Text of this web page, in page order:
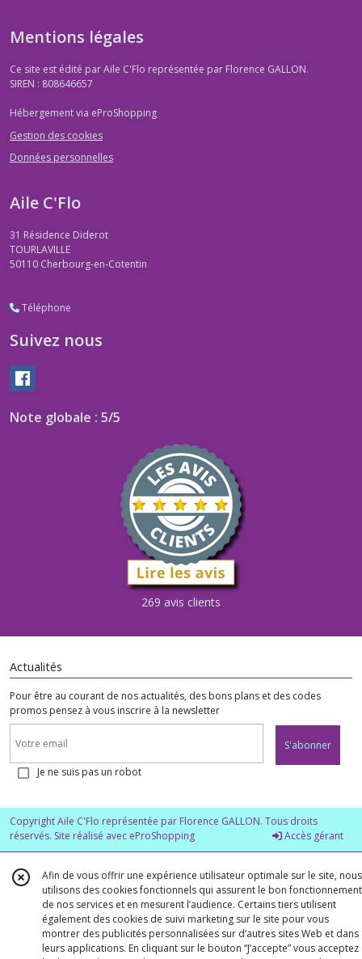
Mentions légales
Ce site est édité par Aile C'Flo représentée par Florence GALLON.
SIREN : 808646657
Hébergement via eProShopping
Gestion des cookies
Données personnelles
Aile C'Flo
31 Résidence Diderot
TOURLAVILLE
50110 Cherbourg-en-Cotentin
Téléphone
Suivez nous
Note globale : 5/5
269 avis clients
Actualités
Pour être au courant de nos actualités, des bons plans et des codes
promos pensez à vous inscrire à la newsletter
S'abonner
Je ne suis pas un robot
Copyright Aile C'Flo représentée par Florence GALLON. Tous droits
réservés. Site réalisé avec eProShopping Accès gérant
Afin de vous offrir une expérience utilisateur optimale sur le site, nous
utilisons des cookies fonctionnels qui assurent le bon fonctionnement
de nos services et en mesurent l’audience. Certains tiers utilisent
également des cookies de suivi marketing sur le site pour vous
montrer des publicités personnalisées sur d’autres sites Web et dans
leurs applications. En cliquant sur le bouton “J’accepte” vous acceptez